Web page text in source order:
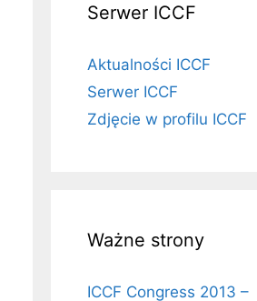
Serwer ICCF
Aktualności ICCF
Serwer ICCF
Zdjęcie w profilu ICCF
Ważne strony
ICCF Congress 2013 –